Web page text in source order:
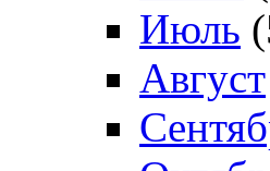
Июль
Август